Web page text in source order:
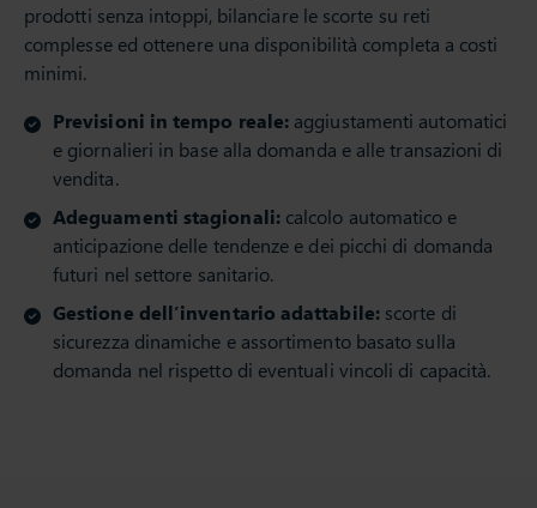
prodotti senza intoppi, bilanciare le scorte su reti
complesse ed ottenere una disponibilità completa a costi
minimi.
Previsioni in tempo reale: aggiustamenti automatici
e giornalieri in base alla domanda e alle transazioni di
vendita.
Adeguamenti stagionali:calcolo automatico e
anticipazione delle tendenze e dei picchi di domanda
futuri nel settore sanitario.
Gestione dell’inventario adattabile:scorte di
sicurezza dinamiche e assortimento basato sulla
domanda nel rispetto di eventuali vincoli di capacità.